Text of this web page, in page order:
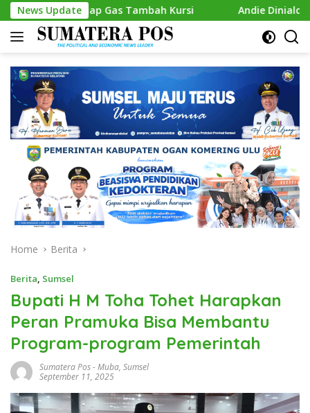
Skip
to
content
News Update
Gas Tambah Kursi Andie Dinialdie Kembalikan
Home Berita
Berita, Sumsel
Bupati H M Toha Tohet Harapkan
Peran Pramuka Bisa Membantu
Program-program Pemerintah
Sumatera Pos-Muba, Sumsel
September 11, 2025